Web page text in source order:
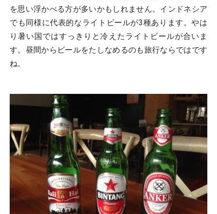
を思い浮かべる方が多いかもしれません。インドネシア
でも同様に代表的なライトビールが3種あります。やは
り暑い国ではすっきりと冷えたライトビールが合いま
す。昼間からビールをたしなめるのも旅行ならではです
ね。